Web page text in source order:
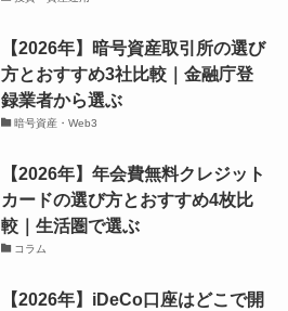
【2026年】暗号資産取引所の選び
方とおすすめ3社比較｜金融庁登
録業者から選ぶ
暗号資産・Web3
【2026年】年会費無料クレジット
カードの選び方とおすすめ4枚比
較｜生活圏で選ぶ
コラム
【2026年】iDeCo口座はどこで開